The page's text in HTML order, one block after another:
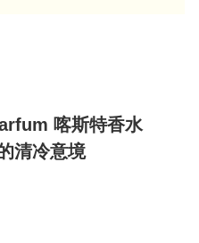
喀斯特香水
清冷意境